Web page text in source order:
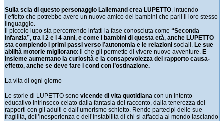
Sulla scia di questo personaggio Lallemand crea LUPETTO, intuendo
l’effetto che potrebbe avere un nuovo amico dei bambini che parli il loro stesso
linguaggio.
Il piccolo lupo sta percorrendo infatti la fase conosciuta come “Seconda
Infanzia”, tra i 2 e i 4 anni, e come i bambini di questa età, anche LUPETTO
sta compiendo i primi passi verso l’autonomia e le relazioni sociali. Le sue
abilità motorie migliorano: il che gli permette di vivere nuove avventure. E
insieme aumentano la curiosità e la consapevolezza del rapporto causa-
effetto, anche se deve fare i conti con l’ostinazione.
La vita di ogni giorno
Le storie di LUPETTO sono vicende di vita quotidiana con un intento
educativo intrinseco celato dalla fantasia del racconto, dalla tenerezza dei
rapporti con gli adulti e dall’umorismo schietto. Rende partecipi delle sue
fragilità, dell’inesperienza e dell’instabilità di chi si affaccia al mondo lasciando